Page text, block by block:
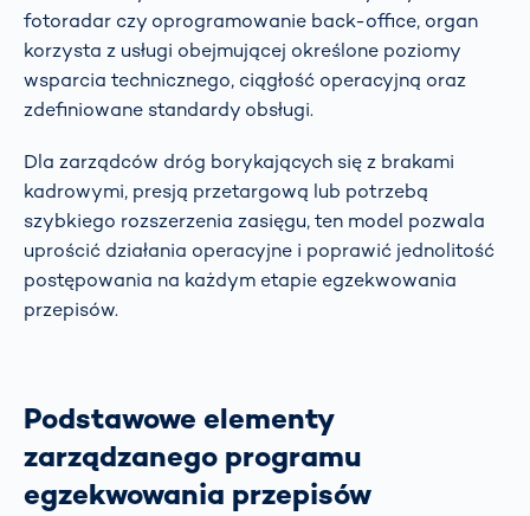
fotoradar czy oprogramowanie back-office, organ
korzysta z usługi obejmującej określone poziomy
wsparcia technicznego, ciągłość operacyjną oraz
zdefiniowane standardy obsługi.
Dla zarządców dróg borykających się z brakami
kadrowymi, presją przetargową lub potrzebą
szybkiego rozszerzenia zasięgu, ten model pozwala
uprościć działania operacyjne i poprawić jednolitość
postępowania na każdym etapie egzekwowania
przepisów.
Podstawowe elementy
zarządzanego programu
egzekwowania przepisów